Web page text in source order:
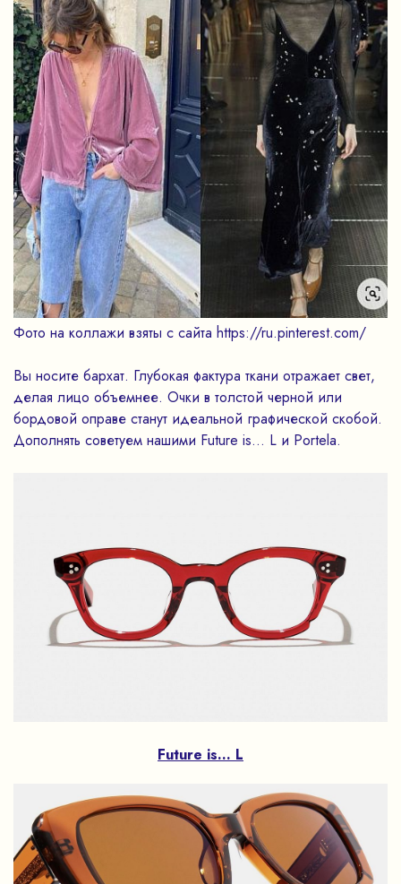
Фото на коллажи взяты с сайта https://ru.pinterest.com/
Вы носите бархат. Глубокая фактура ткани отражает свет,
делая лицо объемнее. Очки в толстой черной или
бордовой оправе станут идеальной графической скобой.
Дополнять советуем нашими Future is... L и Portela.
Future is... L